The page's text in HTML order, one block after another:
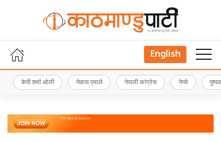
English
केपी शर्मा ओली नेकपा एमाले नेपाली कांग्रेस नेप्से